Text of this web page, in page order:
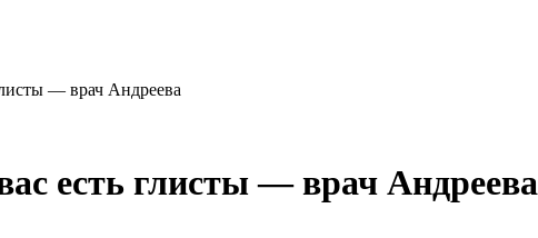
— врач Андреева
есть глисты — врач Андреева